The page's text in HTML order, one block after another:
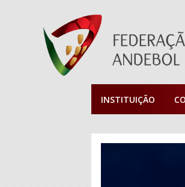
INSTITUIÇÃO